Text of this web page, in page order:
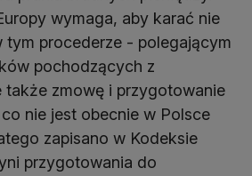
wymaga, aby karać nie
tym procederze - polegającym
pochodzących z
także zmowę i przygotowanie
nie jest obecnie w Polsce
zapisano w Kodeksie
przygotowania do